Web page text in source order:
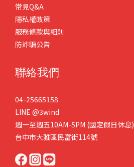
常見Q&A
隱私權政策
服務條款與細則
防詐騙公告
聯絡我們
04-25665158
LINE @3wind
週一至週五10AM-5PM (國定假日休息)
台中市大雅區民富街114號